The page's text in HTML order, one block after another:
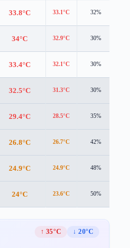
33.8°C 33.1°C 32%
34°C 32.9°C 30%
33.4°C 32.1°C 30%
32.5°C 31.3°C 30%
29.4°C 28.5°C 35%
26.8°C 26.7°C 42%
24.9°C 24.9°C 48%
24°C 23.6°C 50%
↑ 35°C
↓ 20°C